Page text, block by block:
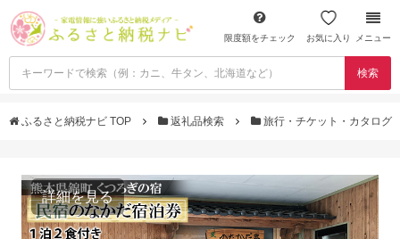
限度額をチェック お気に入り メニュー
検索
ふるさと納税ナビ TOP 返礼品検索 旅行・チケット・カタログ
詳細を見る